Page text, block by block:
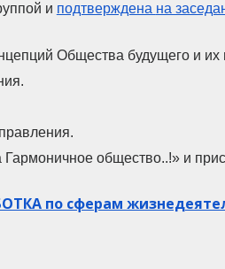
и подтверждена на
Общества будущего и их
общество..!» и
по сферам